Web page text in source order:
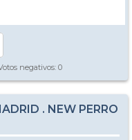
negativos: 0
. NEW PERRO